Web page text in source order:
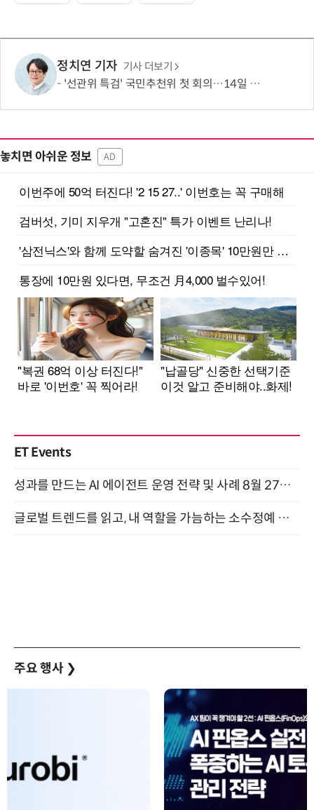
정치연 기자 기사 더보기
'선관위 특검' 국민추천위 첫 회의…14일 최종 후보 2인 선출
놓치면 아쉬운 정보 AD
ET Events
성과를 만드는 AI 에이전트 운영 전략 및 사례 8월 27일 개최
글로벌 트렌드를 읽고, 내 역할을 가늠하는 소수정예 실습 워크숍 (8/28)
주요 행사 ❯